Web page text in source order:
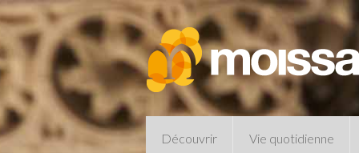
Découvrir Vie quotidienne